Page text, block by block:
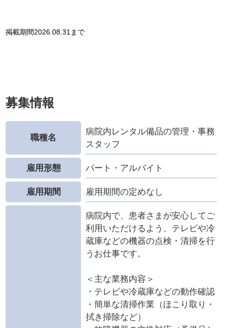
掲載期間2026.08.31 まで
募集情報
職種名
病院内レンタル備品の管理・事務
スタッフ
雇用形態 パート・アルバイト
雇用期間 雇用期間の定めなし
病院内で、患者さまが安心してご
利用いただけるよう、テレビや冷
蔵庫などの機器の点検・清掃を行
うお仕事です。
＜主な業務内容＞
・テレビや冷蔵庫などの動作確認
・簡単な清掃作業（ほこり取り・
拭き掃除など）